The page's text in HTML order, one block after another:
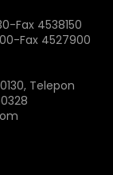
Fax 4538150
Fax 4527900
Telepon